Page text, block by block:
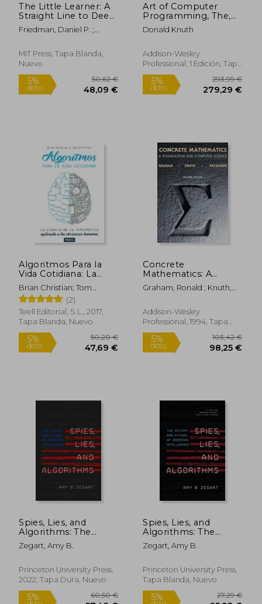
The Little Learner: A
Straight Line to Deep
Learning (en Inglés)
Friedman, Daniel P. ;
Qingqing
MIT Press, Tapa Blanda,
Nuevo
dcto.
Art of Computer
Programming, The,
Volumes 1-4B, Boxed
set (Art of Computer
(en Inglés)
Donald Knuth
Addison-Wesley
Professional, 1 Edición, Tapa
Dura, Nuevo
5%
dcto. 279,29
Algoritmos Para la
Vida Cotidiana: La
Ciencia de la
Informática Aplicada
a las Decisiones
Humanas.
Brian Christian; Tom
Griffiths
(2)
Teell Editorial, S.L., 2017,
Tapa Blanda, Nuevo
5% 50,20 €
Concrete
Mathematics: A
Foundation for
Computer Science
Graham, Ronald ; Knuth,
Addison-Wesley
Professional, 1994, Tapa
Dura, Nuevo
5%
Spies, Lies, and
Algorithms: The
History and Future of
American
Inglés)
Zegart, Amy B.
Princeton University Press,
2022, Tapa Dura, Nuevo
Spies, Lies, and
Algorithms: The
History and Future of
American
Inglés)
Zegart, Amy B.
Princeton University Press,
Tapa Blanda, Nuevo